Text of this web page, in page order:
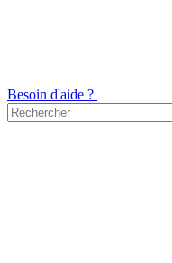
Besoin d'aide ?